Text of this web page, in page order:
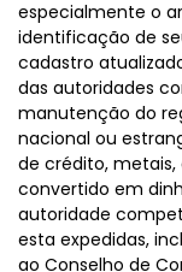
especialmente o
identificação de
cadastro
das autoridades
manutenção do
nacional ou
de crédito, metais,
convertido em
autoridade
esta expedidas,
ao Conselho de